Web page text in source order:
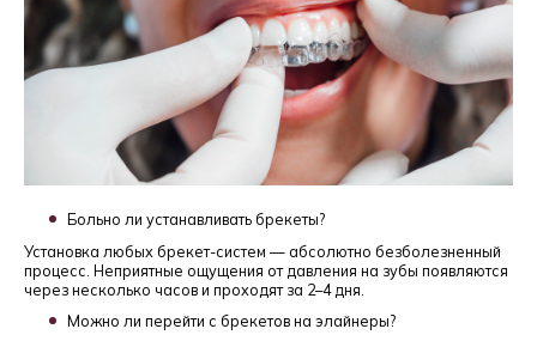
Больно ли устанавливать брекеты?
Установка любых брекет-систем — абсолютно безболезненный
процесс. Неприятные ощущения от давления на зубы появляются
через несколько часов и проходят за 2–4 дня.
Можно ли перейти с брекетов на элайнеры?